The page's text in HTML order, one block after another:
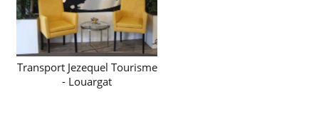
Transport Jezequel Tourisme
- Louargat